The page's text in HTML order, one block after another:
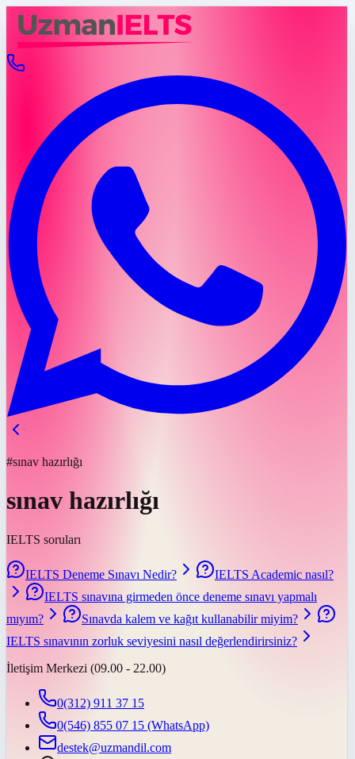
#sınav hazırlığı
sınav hazırlığı
IELTS soruları
IELTS Deneme Sınavı Nedir?
IELTS Academic nasıl?
IELTS sınavına girmeden önce deneme sınavı yapmalı
mıyım?
Sınavda kalem ve kağıt kullanabilir miyim?
IELTS sınavının zorluk seviyesini nasıl değerlendirirsiniz?
İletişim Merkezi (09.00 - 22.00)
0(312) 911 37 15
0(546) 855 07 15 (WhatsApp)
destek@uzmandil.com